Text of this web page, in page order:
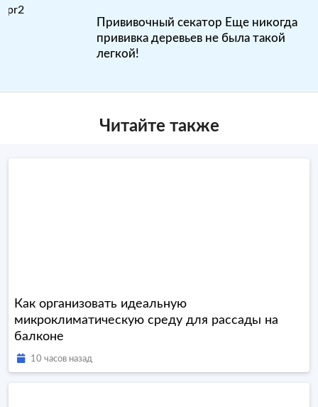
Прививочный секатор Еще никогда
прививка деревьев не была такой
легкой!
Читайте также
Как организовать идеальную
микроклиматическую среду для рассады на
балконе
10 часов назад